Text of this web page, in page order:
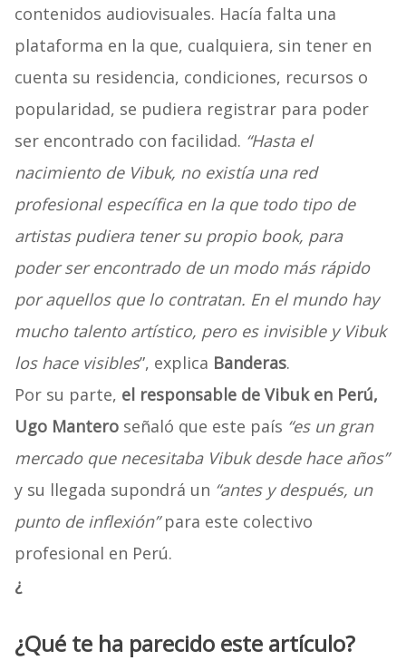
contenidos audiovisuales. Hacía falta una
plataforma en la que, cualquiera, sin tener en
cuenta su residencia, condiciones, recursos o
popularidad, se pudiera registrar para poder
ser encontrado con facilidad. “Hasta el
nacimiento de Vibuk, no existía una red
profesional específica en la que todo tipo de
artistas pudiera tener su propio book, para
poder ser encontrado de un modo más rápido
por aquellos que lo contratan. En el mundo hay
mucho talento artístico, pero es invisible y Vibuk
los hace visibles”, explica Banderas.
Por su parte, el responsable de Vibuk en Perú,
Ugo Mantero señaló que este país “es un gran
mercado que necesitaba Vibuk desde hace años”
y su llegada supondrá un “antes y después, un
punto de inflexión”para este colectivo
profesional en Perú.
¿
¿Qué te ha parecido este artículo?